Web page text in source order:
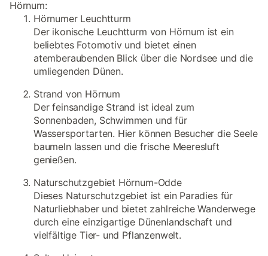
Hörnum:
Hörnumer Leuchtturm
Der ikonische Leuchtturm von Hörnum ist ein
beliebtes Fotomotiv und bietet einen
atemberaubenden Blick über die Nordsee und die
umliegenden Dünen.
Strand von Hörnum
Der feinsandige Strand ist ideal zum
Sonnenbaden, Schwimmen und für
Wassersportarten. Hier können Besucher die Seele
baumeln lassen und die frische Meeresluft
genießen.
Naturschutzgebiet Hörnum-Odde
Dieses Naturschutzgebiet ist ein Paradies für
Naturliebhaber und bietet zahlreiche Wanderwege
durch eine einzigartige Dünenlandschaft und
vielfältige Tier- und Pflanzenwelt.